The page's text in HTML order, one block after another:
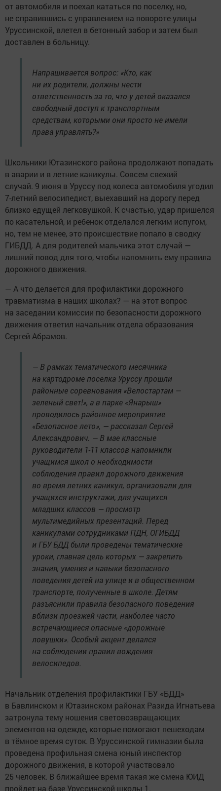
от автомобиля и поехал кататься по поселку, но,
не справившись с управлением на повороте улицы
Уруссинской, влетел в бетонный забор и затем был
доставлен в больницу.
Напрашивается вопрос: «Кто, как
ни их родители, должны нести
ответственность за то, что у детей оказался
свободный доступ к транспортным
средствам, которыми они просто не имели
права управлять?»
Школьники Ютазинского района продолжают попадать
в аварии и в летние каникулы. Совсем свежий
случай. 9 июня в Уруссу под колеса автомобиля угодил
7-летний велосипедист, выехавший на дорогу перед
близко едущей легковушкой. К счастью, удар пришелся
по касательной, и ребенок отделался легким испугом,
но, тем не менее, это происшествие попало в сводку
ГИБДД. А для родителей мальчика этот случай —
лишний повод для того, чтобы напомнить ему правила
дорожного движения.
— А что делается для профилактики дорожного
травматизма в наших школах? — на этот вопрос
на заседании комиссии по безопасности дорожного
движения ответил начальник отдела образования
Сергей Абрамов.
— В рамках тематического месячника
на картодроме поселка Уруссу прошли
районные соревнования «Велостартам —
зеленый свет!», а в парке «Янарыш»
проводилось районное мероприятие
«Безопасное лето», — рассказал Сергей
Александрович. — В мае классные
руководители 1-11 классов напомнили
учащимся школ о необходимости
соблюдения правил дорожного движения
во время летних каникул, организовали для
учащихся инструктажи, для учащихся
младших классов — просмотр
мультимедийных презентаций. Перед
каникулами сотрудниками ПДН, ОГИБДД
и ГБУ БДД были проведены тематические
уроки, главная цель которых — закрепить
знания, умения и навыки безопасного
поведения детей на улице и в общественном
транспорте, полученные в школе. Детям
разъяснили правила безопасного поведения
вблизи проезжей части, наиболее часто
встречающиеся опасные «дорожные
ловушки». Особый акцент делался
на соблюдении правил вождения
велосипедов.
Начальник отделения профилактики ГБУ «БДД»
в Бавлинском и Ютазинском районах Разида Игнатьева
затронула тему ношения световозвращающих
элементов на одежде, которые помогают пешеходам
в тёмное время суток. В Уруссинской гимназии была
проведена профильная смена юный инспектор
дорожного движения, в которой участвовало
25 человек. В ближайшее время такая же смена ЮИД
пройдет на базе Уруссинской школы 1.